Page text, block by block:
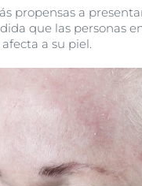
propensas a
que las personas
afecta a su piel.